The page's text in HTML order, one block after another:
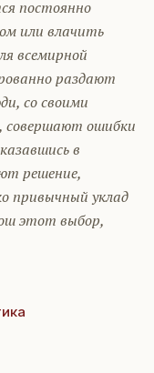
постоянно
или влачить
всемирной
раздают
со своими
совершают ошибки
в
решение,
привычный уклад
этот выбор,